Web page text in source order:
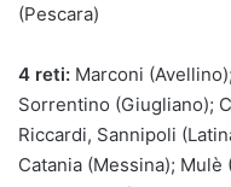
(Pescara)
4 reti: Marconi
Sorrentino (Giugliano);
Riccardi, Sannipoli
Catania (Messina);